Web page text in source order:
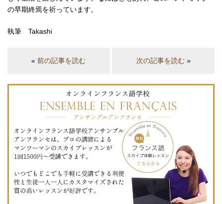
の早期終焉を祈っています。
執筆 Takashi
«前の記事を読む 次の記事を読む»